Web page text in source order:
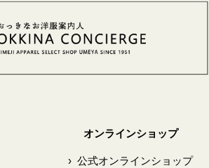
オンラインショップ
› 公式オンラインショップ